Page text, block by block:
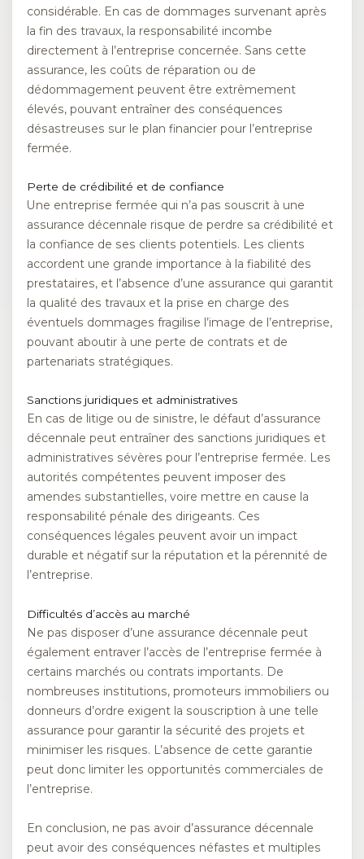
considérable. En cas de dommages survenant après
la fin des travaux, la responsabilité incombe
directement à l’entreprise concernée. Sans cette
assurance, les coûts de réparation ou de
dédommagement peuvent être extrêmement
élevés, pouvant entraîner des conséquences
désastreuses sur le plan financier pour l’entreprise
fermée.
Perte de crédibilité et de confiance
Une entreprise fermée qui n’a pas souscrit à une
assurance décennale risque de perdre sa crédibilité et
la confiance de ses clients potentiels. Les clients
accordent une grande importance à la fiabilité des
prestataires, et l’absence d’une assurance qui garantit
la qualité des travaux et la prise en charge des
éventuels dommages fragilise l’image de l’entreprise,
pouvant aboutir à une perte de contrats et de
partenariats stratégiques.
Sanctions juridiques et administratives
En cas de litige ou de sinistre, le défaut d’assurance
décennale peut entraîner des sanctions juridiques et
administratives sévères pour l’entreprise fermée. Les
autorités compétentes peuvent imposer des
amendes substantielles, voire mettre en cause la
responsabilité pénale des dirigeants. Ces
conséquences légales peuvent avoir un impact
durable et négatif sur la réputation et la pérennité de
l’entreprise.
Difficultés d’accès au marché
Ne pas disposer d’une assurance décennale peut
également entraver l’accès de l’entreprise fermée à
certains marchés ou contrats importants. De
nombreuses institutions, promoteurs immobiliers ou
donneurs d’ordre exigent la souscription à une telle
assurance pour garantir la sécurité des projets et
minimiser les risques. L’absence de cette garantie
peut donc limiter les opportunités commerciales de
l’entreprise.
En conclusion, ne pas avoir d’assurance décennale
peut avoir des conséquences néfastes et multiples